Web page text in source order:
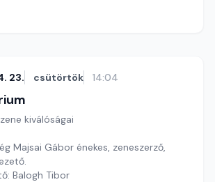
23. csütörtök 14:04
kiválóságai
Majsai Gábor énekes, zeneszerző,
Balogh Tibor